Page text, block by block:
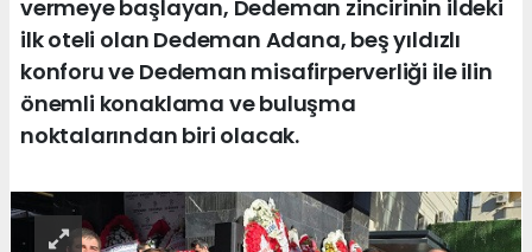
vermeye başlayan, Dedeman zincirinin ildeki
ilk oteli olan Dedeman Adana, beş yıldızlı
konforu ve Dedeman misafirperverliği ile ilin
önemli konaklama ve buluşma
noktalarından biri olacak.